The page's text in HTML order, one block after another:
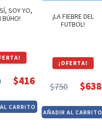
SOY YO,
BÚHO!
precio
original
$416
precio
actual
CARRITO
¡LA FIEBRE DEL
FUTBOL!
¡OFERTA!
$750
precio
original
$638
precio
actual
AÑADIR AL CARRITO